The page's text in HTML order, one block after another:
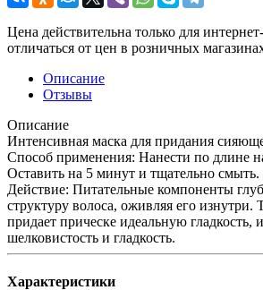
Цена действительна только для
отличаться от цен в розничных
Описание
Отзывы
Описание
Интенсивная маска для придания
Способ применения: Нанести по длине
Оставить на 5 минут и тщательно смыть.
Действие: Питательные компоненты
структуру волоса, оживляя его изнутри.
придает прическе идеальную гладкость,
шелковистость и гладкость.
Характеристики